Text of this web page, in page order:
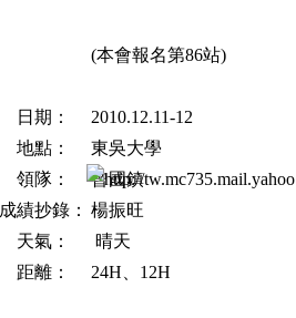
(本會報名第86站)
日期：
2010.12.11-12
地點：
東吳大學
領隊：
曾國鎮
成績抄錄： 楊振旺
天氣：
晴天
距離：
24H、12H